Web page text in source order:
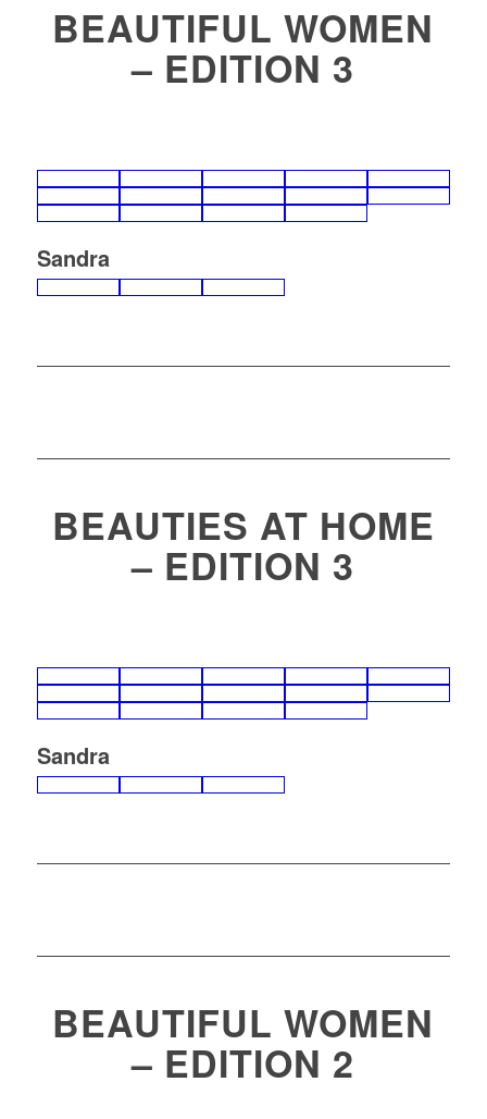
BEAUTIFUL WOMEN
– EDITION 3
Sandra
BEAUTIES AT HOME
– EDITION 3
Sandra
BEAUTIFUL WOMEN
– EDITION 2